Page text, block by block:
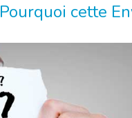
Pourquoi cette